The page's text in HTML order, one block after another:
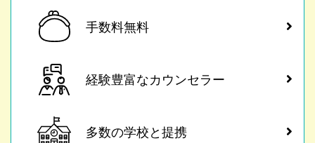
手数料無料
経験豊富なカウンセラー
多数の学校と提携